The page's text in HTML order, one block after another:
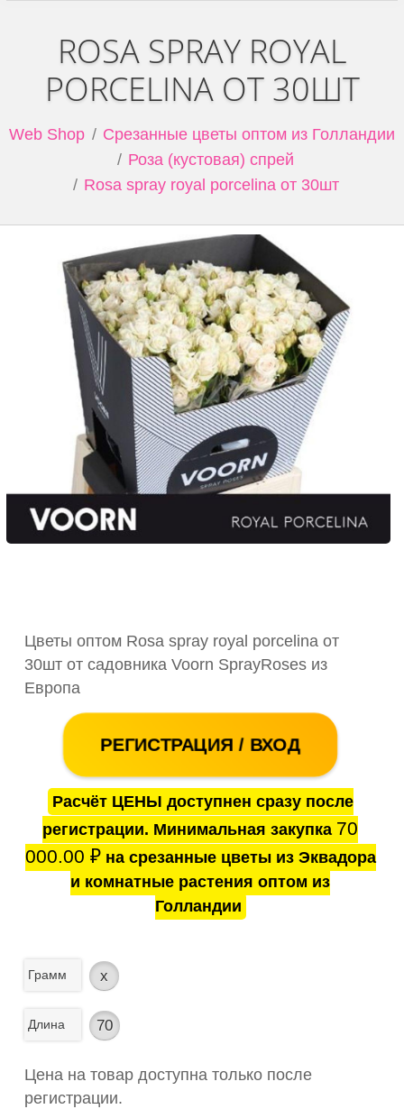
ROSA SPRAY ROYAL
PORCELINA ОТ 30ШТ
Web Shop
Срезанные цветы оптом из Голландии
Роза (кустовая) спрей
Rosa spray royal porcelina от 30шт
Цветы оптом Rosa spray royal porcelina от
30шт от садовника Voorn SprayRoses из
Европа
РЕГИСТРАЦИЯ / ВХОД
Расчёт ЦЕНЫ доступнен сразу после
регистрации. Минимальная закупка 70
000.00 ₽на срезанные цветы из Эквадора
и комнатные растения оптом из
Голландии
Грамм x
Длина 70
Цена на товар доступна только после
регистрации.